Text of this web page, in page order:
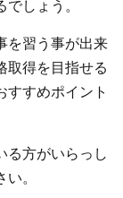
しょう。
を習う事が出来
取得を目指せる
すすめポイント
る方がいらっし
。